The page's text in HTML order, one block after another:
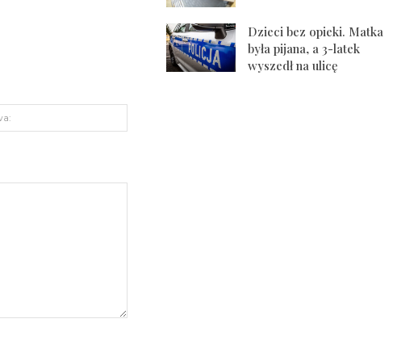
Internetowa:
Dzieci bez opieki. Matka
była pijana, a 3-latek
wyszedł na ulicę